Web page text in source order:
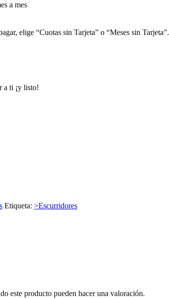
a mes
elige “Cuotas sin Tarjeta” o “Meses sin Tarjeta”.
a ti ¡y listo!
Etiqueta: >Escurridores
este producto pueden hacer una valoración.